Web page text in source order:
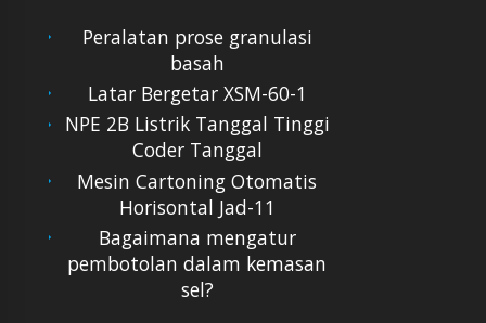
Peralatan prose granulasi
basah
Latar Bergetar XSM-60-1
NPE 2B Listrik Tanggal Tinggi
Coder Tanggal
Mesin Cartoning Otomatis
Horisontal Jad-11
Bagaimana mengatur
pembotolan dalam kemasan
sel?